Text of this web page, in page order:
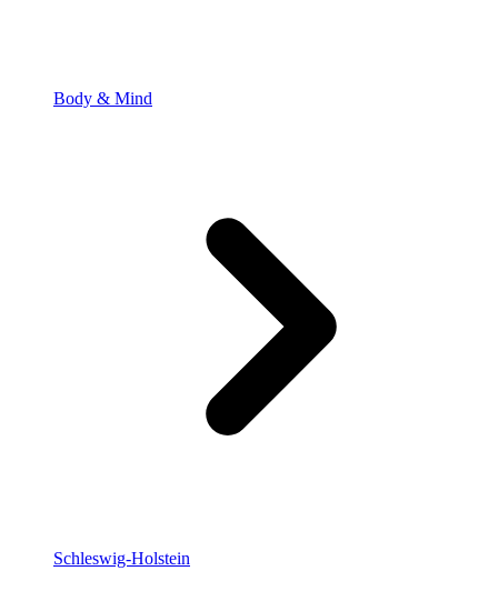
Body & Mind
Schleswig-Holstein